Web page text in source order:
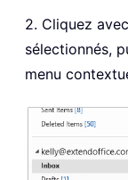
2. Cliquez
sélectionnés,
menu